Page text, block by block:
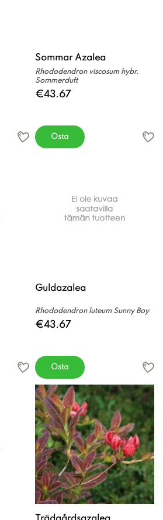
Sommar Azalea
Rhododendron viscosum hybr.
Sommerduft
€43.67
Osta
Guldazalea
Rhododendron luteum Sunny Boy
€43.67
Osta